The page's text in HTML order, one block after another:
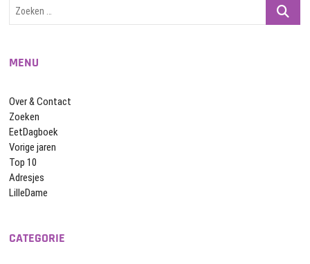
Zoeken
MENU
Over & Contact
Zoeken
EetDagboek
Vorige jaren
Top 10
Adresjes
LilleDame
CATEGORIE